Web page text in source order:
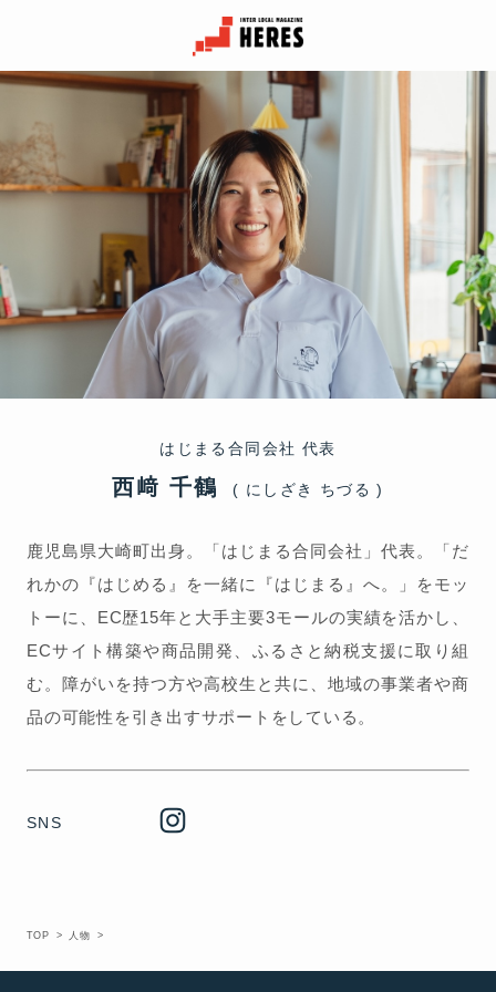
はじまる合同会社 代表
西﨑 千鶴 ( にしざき ちづる )
鹿児島県大崎町出身。「はじまる合同会社」代表。「だ
れかの『はじめる』を一緒に『はじまる』へ。」をモッ
トーに、EC歴15年と大手主要3モールの実績を活かし、
ECサイト構築や商品開発、ふるさと納税支援に取り組
む。障がいを持つ方や高校生と共に、地域の事業者や商
品の可能性を引き出すサポートをしている。
SNS
TOP 人物